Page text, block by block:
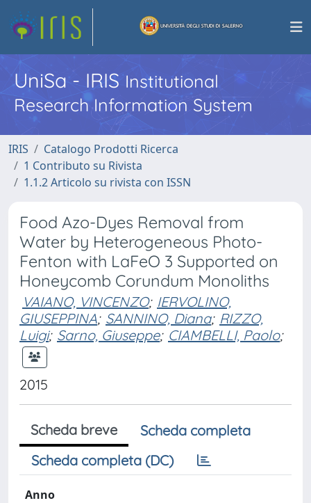
UniSa - IRISInstitutional
Research Information System
IRIS
Catalogo Prodotti Ricerca
1 Contributo su Rivista
1.1.2 Articolo su rivista con ISSN
Food Azo-Dyes Removal from
Water by Heterogeneous Photo-
Fenton with LaFeO 3 Supported on
Honeycomb Corundum Monoliths
VAIANO, VINCENZO; IERVOLINO,
GIUSEPPINA; SANNINO, Diana; RIZZO,
Luigi; Sarno, Giuseppe; CIAMBELLI, Paolo;
2015
Scheda breve
Scheda completa
Scheda completa (DC)
Anno